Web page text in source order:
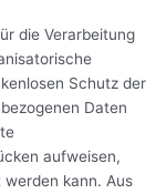
die Verarbeitung
Schutz der
Daten
aufweisen,
kann. Aus